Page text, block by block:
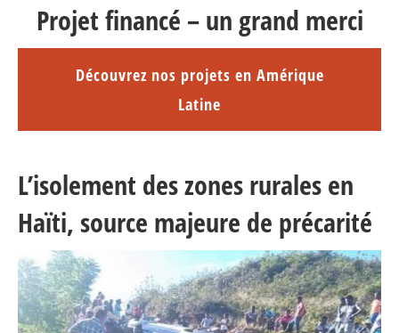
Projet financé – un grand merci
Découvrez nos projets en Amérique
Latine
L’isolement des zones rurales en
Haïti, source majeure de précarité